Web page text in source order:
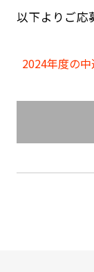
以下よりご応
2024年度の